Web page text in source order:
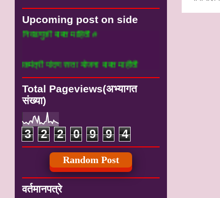
Upcoming post on side
बाबत माहिती #
रस्ता योजना बाबत माहीती
Total Pageviews(अभ्यागत
संख्या)
3 2 2 0 9 9 4
Random Post
वर्तमानपत्रे